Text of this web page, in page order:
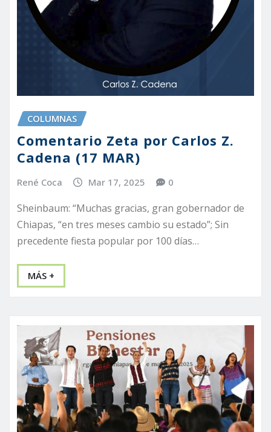
COLUMNAS
Comentario Zeta por Carlos Z.
Cadena (17 MAR)
René Coca Mar 17, 2025 0
Sheinbaum: “Muchas gracias, gran gobernador de
Chiapas, “en tres meses cambio su estado”; Sin
precedente fiesta popular por 100 días…
MÁS +